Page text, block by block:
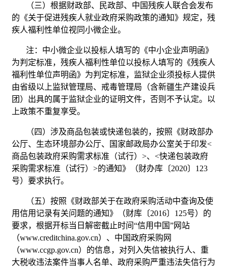
（三）根据财政部、民政部、中国残疾人联合会发布
的《关于促进残疾人就业政府采购政策的通知》规定，残
疾人福利性单位视同小微企业。
注：中小微企业以投标人填写的《中小企业声明函》
为判定标准，残疾人福利性单位以投标人填写的《残疾人
福利性单位声明函》为判定标准，监狱企业须投标人提供
由省级以上监狱管理局、戒毒管理局（含新疆生产建设兵
团）出具的属于监狱企业的证明文件，否则不予认定。以
上政策不重复享受。
（四）涉及商品包装或快递包装的，按照《财政部办
公厅、生态环境部办公厅、国家邮政局办公室关于印发<
商品包装政府采购需求标准（试行）>、<快递包装政府
采购需求标准（试行）>的通知》（财办库〔2020〕123
号）要求执行。
（五）按照《财政部关于在政府采购活动中查询及使
用信用记录有关问题的通知》（财库〔2016〕125号）的
要求，根据开标当日解密截止时间“信用中国”网站
（www.creditchina.gov.cn）、中国政府采购网
（www.ccgp.gov.cn）的信息，对列入失信被执行人、重
大税收违法案件当事人名单、政府采购严重违法失信行为